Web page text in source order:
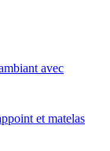
et matelas